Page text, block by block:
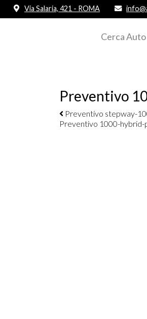
Via Salaria, 421 - ROMA
Cerca Auto
Preventivo
Navigazione
Preventivo stepway-
Preventivo 1000-